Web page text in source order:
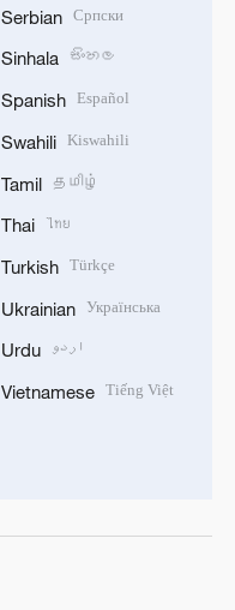
Serbian Српски
Sinhala සිංහල
Spanish Español
Swahili Kiswahili
Tamil தமிழ்
Thai ไทย
Turkish Türkçe
Ukrainian Українська
Urdu اردو
Vietnamese Tiếng Việt